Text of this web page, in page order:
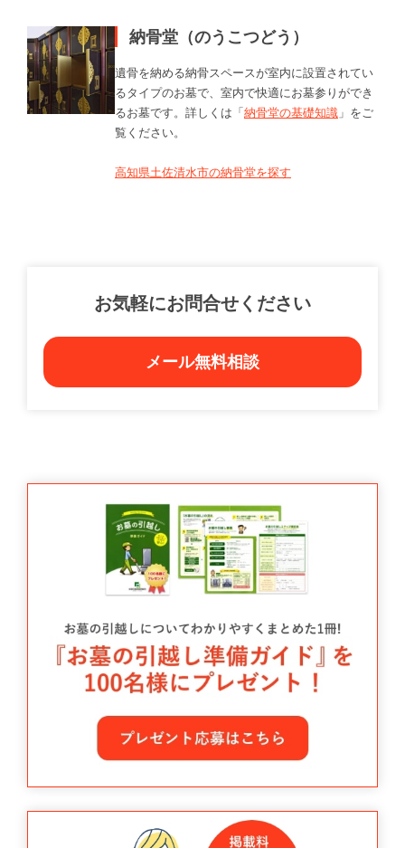
納骨堂（のうこつどう）
遺骨を納める納骨スペースが室内に設置されてい
るタイプのお墓で、室内で快適にお墓参りができ
るお墓です。詳しくは「納骨堂の基礎知識 」をご
覧ください。
高知県土佐清水市の納骨堂を探す
お気軽にお問合せください
メール無料相談